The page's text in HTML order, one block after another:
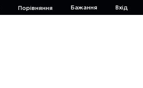
Порівняння Бажання Вхід